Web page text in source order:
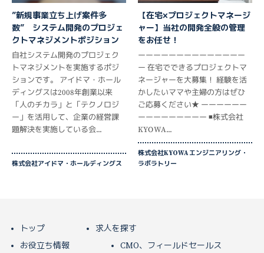
”新規事業立ち上げ案件多
数” システム開発のプロジェ
クトマネジメントポジション
自社システム開発のプロジェク
トマネジメントを実施するポジ
ションです。 アイドマ・ホール
ディングスは2008年創業以来
「人のチカラ」と「テクノロジ
ー」を活用して、企業の経営課
題解決を実施している会...
株式会社アイドマ・ホールディングス
【在宅×プロジェクトマネージ
ャー】当社の開発全般の管理
をお任せ！
ーーーーーーーーーーーーーー
ー 在宅でできるプロジェクトマ
ネージャーを大募集！ 経験を活
かしたいママや主婦の方はぜひ
ご応募ください★ ーーーーーー
ーーーーーーーーー ◾️株式会社
KYOWA...
株式会社KYOWA エンジニアリング・
ラボラトリー
トップ
お役立ち情報
求人を探す
CMO、フィールドセールス